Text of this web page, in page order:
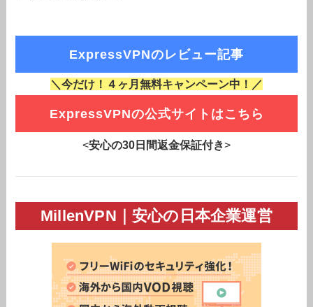
ExpressVPNのレビュー記事
＼今だけ！４ヶ月無料キャンペーン中！／
ExpressVPNの公式サイトはこちら
<安心の30日間返金保証付き>
MillenVPN｜安心の日本企業運営